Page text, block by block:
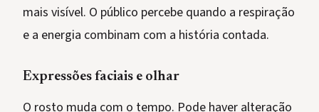
mais visível. O público percebe quando a respiração
e a energia combinam com a história contada.
Expressões faciais e olhar
O rosto muda com o tempo. Pode haver alteração